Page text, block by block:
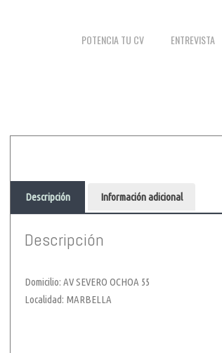
POTENCIA TU CV ENTREVISTA
Descripción Información adicional
Descripción
Domicilio: AV SEVERO OCHOA 55
Localidad: MARBELLA